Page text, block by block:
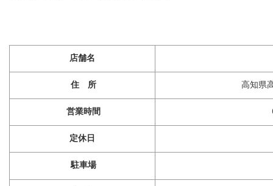
店舗名
住 所 高知県
営業時間
定休日
駐車場